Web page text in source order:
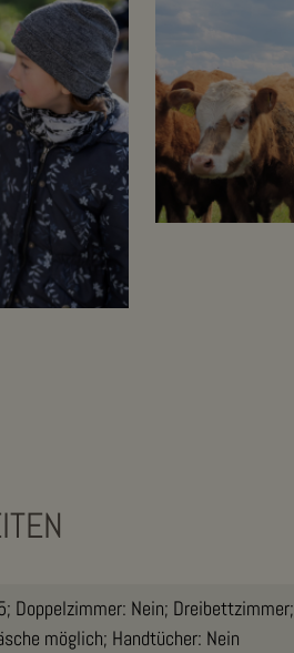
Doppelzimmer: Nein; Dreibettzimmer;
möglich; Handtücher: Nein